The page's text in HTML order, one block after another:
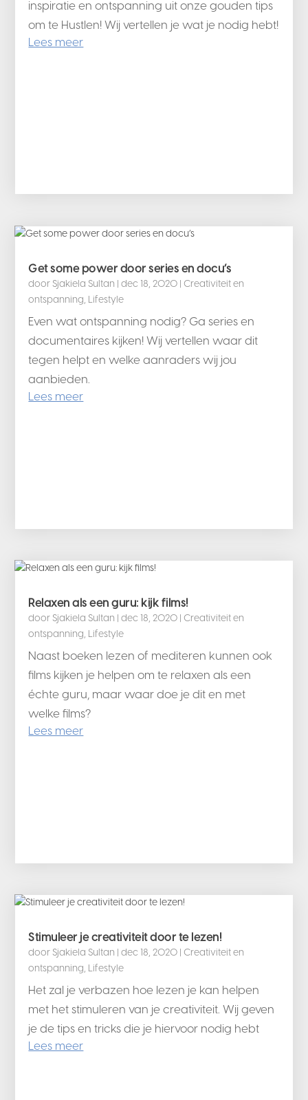
inspiratie en ontspanning uit onze gouden tips
om te Hustlen! Wij vertellen je wat je nodig hebt!
Lees meer
Get some power door series en docu’s
door Sjakiela Sultan |dec 18, 2020 | Creativiteit en
ontspanning, Lifestyle
Even wat ontspanning nodig? Ga series en
documentaires kijken! Wij vertellen waar dit
tegen helpt en welke aanraders wij jou
aanbieden.
Lees meer
Relaxen als een guru: kijk films!
door Sjakiela Sultan |dec 18, 2020 | Creativiteit en
ontspanning, Lifestyle
Naast boeken lezen of mediteren kunnen ook
films kijken je helpen om te relaxen als een
échte guru, maar waar doe je dit en met
welke films?
Lees meer
Stimuleer je creativiteit door te lezen!
door Sjakiela Sultan |dec 18, 2020 | Creativiteit en
ontspanning, Lifestyle
Het zal je verbazen hoe lezen je kan helpen
met het stimuleren van je creativiteit. Wij geven
je de tips en tricks die je hiervoor nodig hebt
Lees meer